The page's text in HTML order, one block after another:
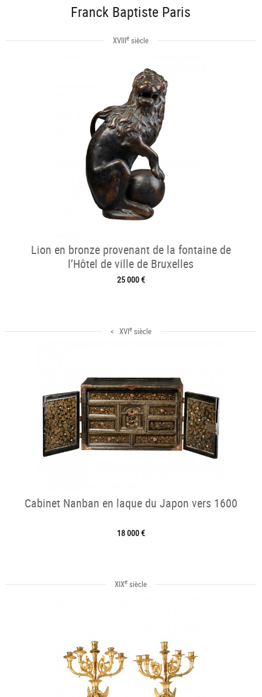
Franck Baptiste Paris
XVIIIe siècle
Lion en bronze provenant de la fontaine de
l’Hôtel de ville de Bruxelles
25 000 €
< XVIesiècle
Cabinet Nanban en laque du Japon vers 1600
18 000 €
XIXe siècle